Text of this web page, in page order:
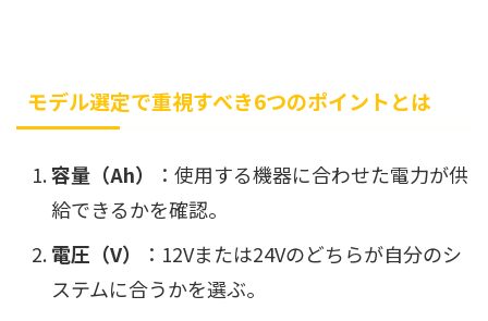
モデル選定で重視すべき6つのポイントとは
容量（Ah）
：使用する機器に合わせた電力が供
給できるかを確認。
電圧（V）
：12Vまたは24Vのどちらが自分のシ
ステムに合うかを選ぶ。